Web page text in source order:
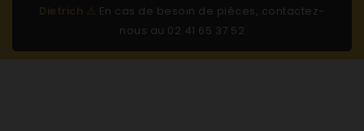
Dietrich ⚠️ En cas de besoin de pièces, contactez-
nous au 02 41 65 37 52